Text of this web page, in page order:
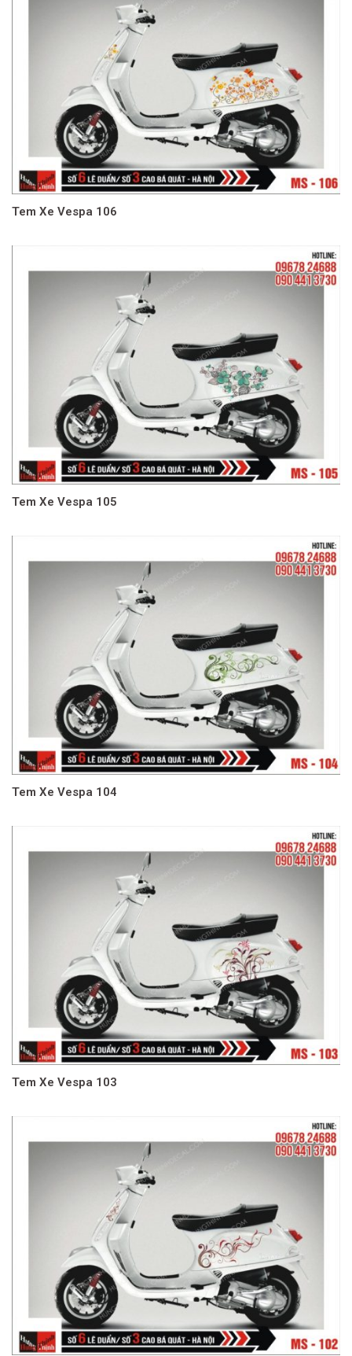
Tem Xe Vespa 106
Tem Xe Vespa 105
Tem Xe Vespa 104
Tem Xe Vespa 103